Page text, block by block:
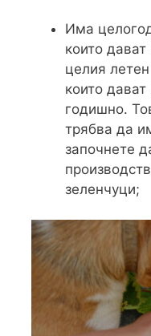
Има
които
целия
които
годишно.
трябва да
започнете
зеленчуци;